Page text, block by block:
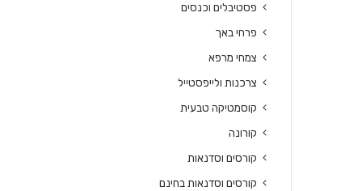
פסטיבלים וכנסים
פרחי באך
צמחי מרפא
צרכנות ולייפסטייל
קוסמטיקה טבעית
קורונה
קורסים וסדנאות
קורסים וסדנאות בחינם